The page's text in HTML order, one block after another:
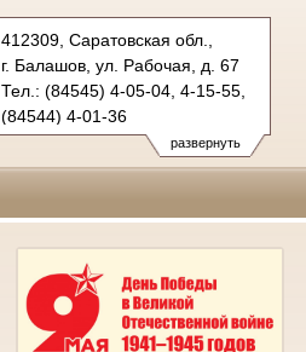
развернуть
412309, Саратовская обл.,
г. Балашов, ул. Рабочая, д. 67
Тел.: (84545) 4-05-04, 4-15-55,
(84544) 4-01-36
balashovsky.sar@sudrf.ru